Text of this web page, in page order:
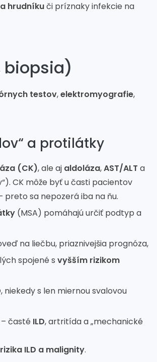
hrudníkuči príznaky infekcie na
biopsia)
testov,elektromyografie,
a protilátky
(CK), ale aj aldoláza,AST/ALT a
CK môže byť u časti pacientov
sa nepozerá iba na ňu.
(MSA) pomáhajú určiť podtyp a
na liečbu, priaznivejšia prognóza,
spojené s vyšším rizikom
, niekedy s len miernou svalovou
časté ILD, artritída a „mechanické
ILD a malignity.